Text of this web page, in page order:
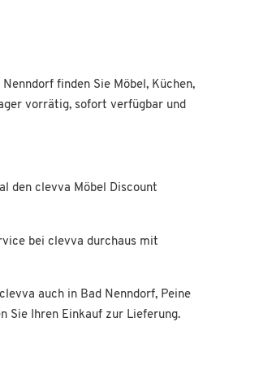
finden Sie Möbel, Küchen,
vorrätig, sofort verfügbar und
den clevva Möbel Discount
bei clevva durchaus mit
auch in Bad Nenndorf, Peine
Sie Ihren Einkauf zur Lieferung.